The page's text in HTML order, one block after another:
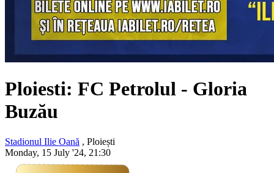
Ploiesti: FC Petrolul - Gloria
Buzău
Stadionul Ilie Oană , Ploiești
Monday, 15 July '24, 21:30